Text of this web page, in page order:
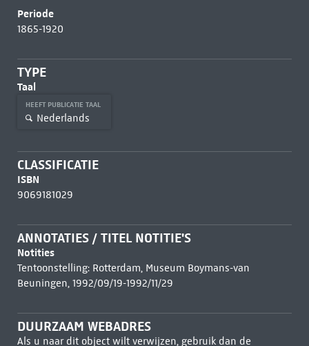
Periode
1865-1920
TYPE
Taal
HEEFT PUBLICATIE TAAL
Nederlands
CLASSIFICATIE
ISBN
9069181029
ANNOTATIES / TITEL NOTITIE'S
Notities
Tentoonstelling: Rotterdam, Museum Boymans-van
Beuningen, 1992/09/19-1992/11/29
DUURZAAM WEBADRES
Als u naar dit object wilt verwijzen, gebruik dan de